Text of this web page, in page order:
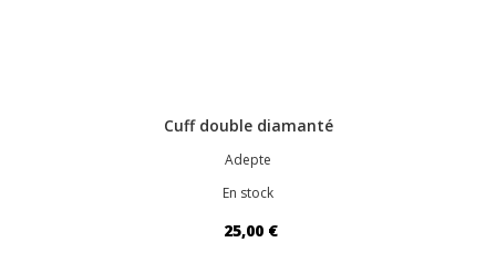
Cuff double diamanté
Adepte
En stock
25,00 €